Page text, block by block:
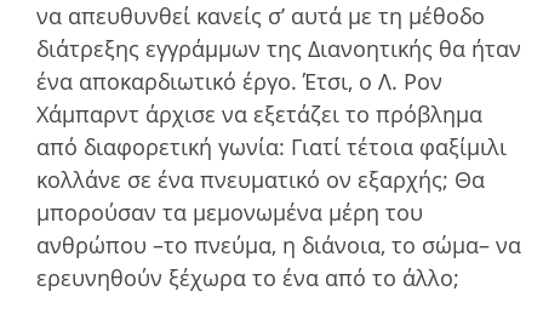
να απευθυνθεί κανείς σ’ αυτά µε τη µέθoδο
διάτρεξης εγγράµµων της Διανοητικής θα ήταν
ένα αποκαρδιωτικό έργο. Έτσι, ο Λ. Ρον
Χάμπαρντ άρχισε να εξετάζει το πρόβληµα
από διαφορετική γωνία: Γιατί τέτοια φαξίµιλι
κολλάνε σε ένα πνευµατικό ον εξαρχής; Θα
µπορούσαν τα µεµονωµένα µέρη του
ανθρώπου –το πνεύµα, η διάνοια, το σώµα– να
ερευνηθούν ξέχωρα το ένα από το άλλο;